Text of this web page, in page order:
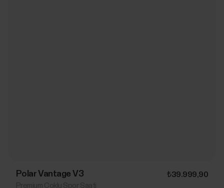
Polar Vantage V3 ₺39.999,90